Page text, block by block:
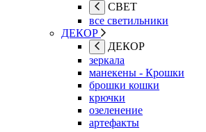
СВЕТ
все светильники
ДЕКОР
ДЕКОР
зеркала
манекены - Крошки
брошки кошки
крючки
озеленение
артефакты